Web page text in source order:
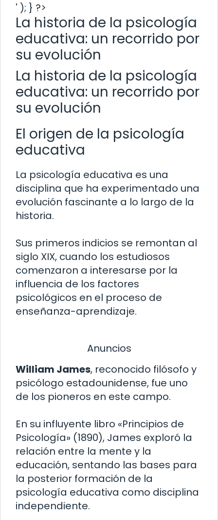
' ); } ?>
La historia de la psicología
educativa: un recorrido por
su evolución
La historia de la psicología
educativa: un recorrido por
su evolución
El origen de la psicología
educativa
La psicología educativa es una
disciplina que ha experimentado una
evolución fascinante a lo largo de la
historia.
Sus primeros indicios se remontan al
siglo XIX, cuando los estudiosos
comenzaron a interesarse por la
influencia de los factores
psicológicos en el proceso de
enseñanza-aprendizaje.
Anuncios
William James, reconocido filósofo y
psicólogo estadounidense, fue uno
de los pioneros en este campo.
En su influyente libro «Principios de
Psicología» (1890), James exploró la
relación entre la mente y la
educación, sentando las bases para
la posterior formación de la
psicología educativa como disciplina
independiente.